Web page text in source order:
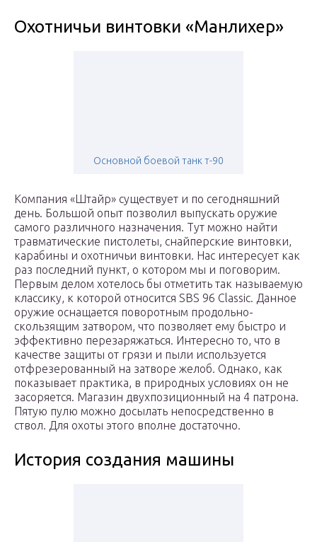
Охотничьи винтовки «Манлихер»
Основной боевой танк т-90
Компания «Штайр» существует и по сегодняшний
день. Большой опыт позволил выпускать оружие
самого различного назначения. Тут можно найти
травматические пистолеты, снайперские винтовки,
карабины и охотничьи винтовки. Нас интересует как
раз последний пункт, о котором мы и поговорим.
Первым делом хотелось бы отметить так называемую
классику, к которой относится SBS 96 Classic. Данное
оружие оснащается поворотным продольно-
скользящим затвором, что позволяет ему быстро и
эффективно перезаряжаться. Интересно то, что в
качестве защиты от грязи и пыли используется
отфрезерованный на затворе желоб. Однако, как
показывает практика, в природных условиях он не
засоряется. Магазин двухпозиционный на 4 патрона.
Пятую пулю можно досылать непосредственно в
ствол. Для охоты этого вполне достаточно.
История создания машины